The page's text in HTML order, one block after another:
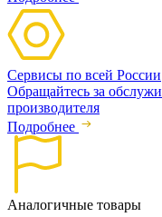
Сервисы по всей России
Обращайтесь за
производителя
Подробнее
Аналогичные товары